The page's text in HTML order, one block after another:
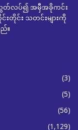
လွတ်လပ်၍ အမှီအခိုကင်း
င်းတိုင်း သတင်းများကို
။
(3)
(5)
(56)